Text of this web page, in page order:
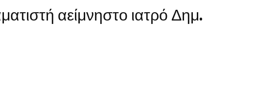
ΗΛΕΚΤΡΟΝΙΚΟΥ ΔΙΑΓΩΝΙΣΜΟΥ «ΛΕΙΤΟΥΡΓΙΑ ΒΙΟΚΑ ΧΥΤΑ
: Δύο μήνες μετά τις πλημμύρες και κινδυνεύουμε να
αείμνηστο ιατρό Δημ.